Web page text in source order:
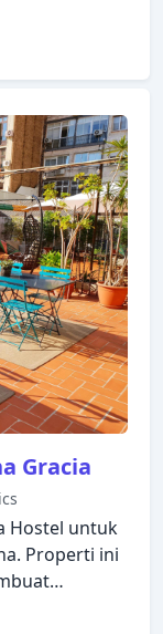
fasilitas
di semua
pos,
Televisi
akses internet
mandi
kamar.
di hotel
Anda.
pilihan yang
atau
diri.
Gracia
Hostel untuk
Properti ini
WiFi